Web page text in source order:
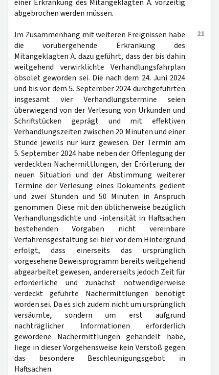
einer Erkrankung des Mitangeklagten A. vorzeitig
abgebrochen werden müssen.
21
Im Zusammenhang mit weiteren Ereignissen habe
die vorübergehende Erkrankung des
Mitangeklagten A. dazu geführt, dass der bis dahin
weitgehend verwirklichte Verhandlungsfahrplan
obsolet geworden sei. Die nach dem 24. Juni 2024
und bis vor dem 5. September 2024 durchgeführten
insgesamt vier Verhandlungstermine seien
überwiegend von der Verlesung von Urkunden und
Schriftstücken geprägt und mit effektiven
Verhandlungszeiten zwischen 20 Minuten und einer
Stunde jeweils nur kurz gewesen. Der Termin am
5. September 2024 habe neben der Offenlegung der
verdeckten Nachermittlungen, der Erörterung der
neuen Situation und der Abstimmung weiterer
Termine der Verlesung eines Dokuments gedient
und zwei Stunden und 50 Minuten in Anspruch
genommen. Diese mit den üblicherweise bezüglich
Verhandlungsdichte und -intensität in Haftsachen
bestehenden Vorgaben nicht vereinbare
Verfahrensgestaltung sei hier vor dem Hintergrund
erfolgt, dass einerseits das ursprünglich
vorgesehene Beweisprogramm bereits weitgehend
abgearbeitet gewesen, andererseits jedoch Zeit für
erforderliche und zunächst notwendigerweise
verdeckt geführte Nachermittlungen benötigt
worden sei. Da es sich zudem nicht um ursprünglich
versäumte, sondern um erst aufgrund
nachträglicher Informationen erforderlich
gewordene Nachermittlungen gehandelt habe,
liege in dieser Vorgehensweise kein Verstoß gegen
das besondere Beschleunigungsgebot in
Haftsachen.